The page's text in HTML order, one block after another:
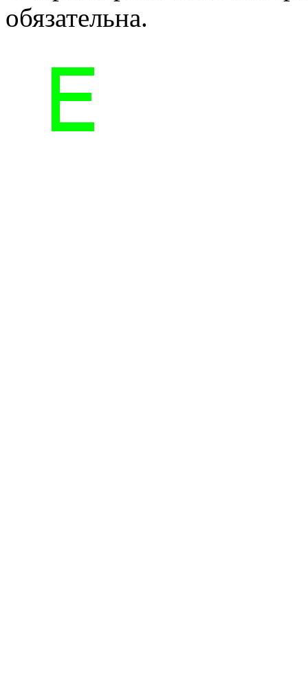
обязательна.